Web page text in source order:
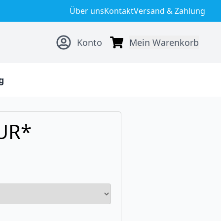
Über unsKontaktVersand & Zahlung
Konto Mein Warenkorb